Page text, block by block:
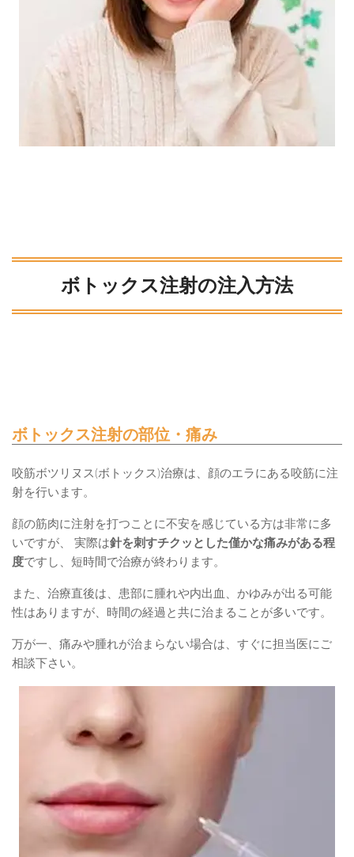
ボトックス注射の注入方法
ボトックス注射の部位・痛み
咬筋ボツリヌス(ボトックス)治療は、顔のエラにある咬筋に注
射を行います。
顔の筋肉に注射を打つことに不安を感じている方は非常に多
いですが、 実際は針を刺すチクッとした僅かな痛みがある程
度ですし、短時間で治療が終わります。
また、治療直後は、患部に腫れや内出血、かゆみが出る可能
性はありますが、時間の経過と共に治まることが多いです。
万が一、痛みや腫れが治まらない場合は、すぐに担当医にご
相談下さい。